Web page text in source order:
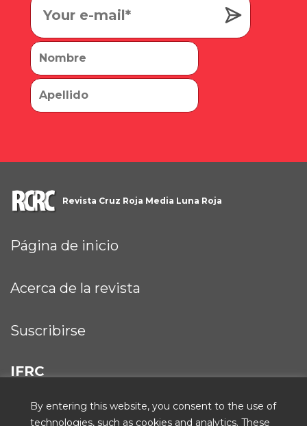
By entering this website, you consent to the use of
technologies, such as cookies and analytics. These
Revista Cruz Roja Media Luna Roja
Página de inicio
Acerca de la revista
Suscribirse
IFRC